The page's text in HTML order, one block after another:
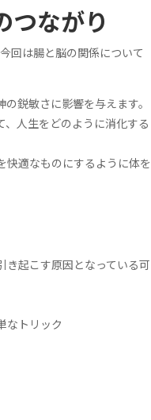
つながり
回は腸と脳の関係について
鋭敏さに影響を与えます。
人生をどのように消化する
快適なものにするように体を
き起こす原因となっている可
なトリック